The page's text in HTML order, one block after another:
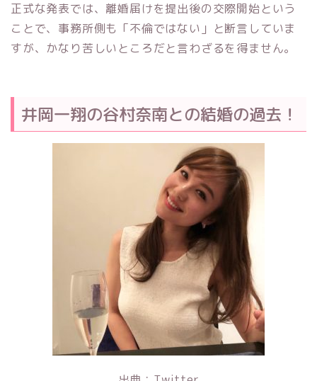
正式な発表では、離婚届けを提出後の交際開始という
ことで、事務所側も「不倫ではない」と断言していま
すが、かなり苦しいところだと言わざるを得ません。
井岡一翔の谷村奈南との結婚の過去！